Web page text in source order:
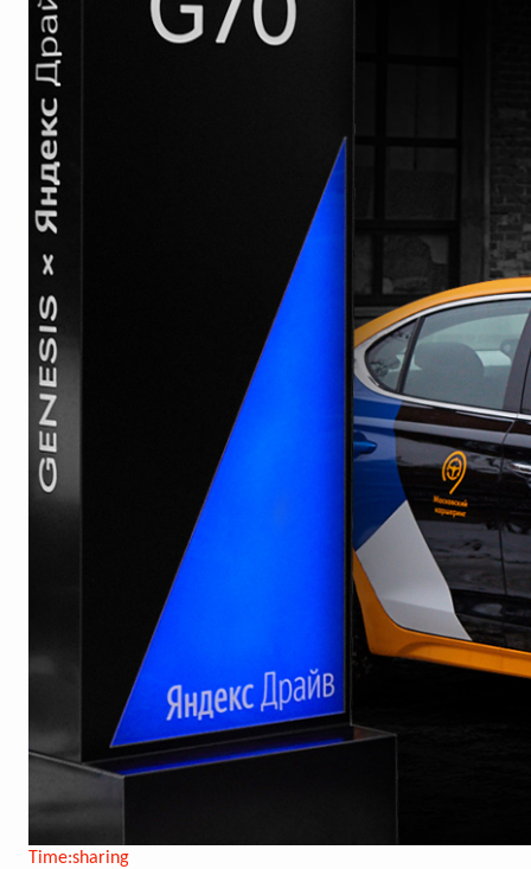
Time:sharing